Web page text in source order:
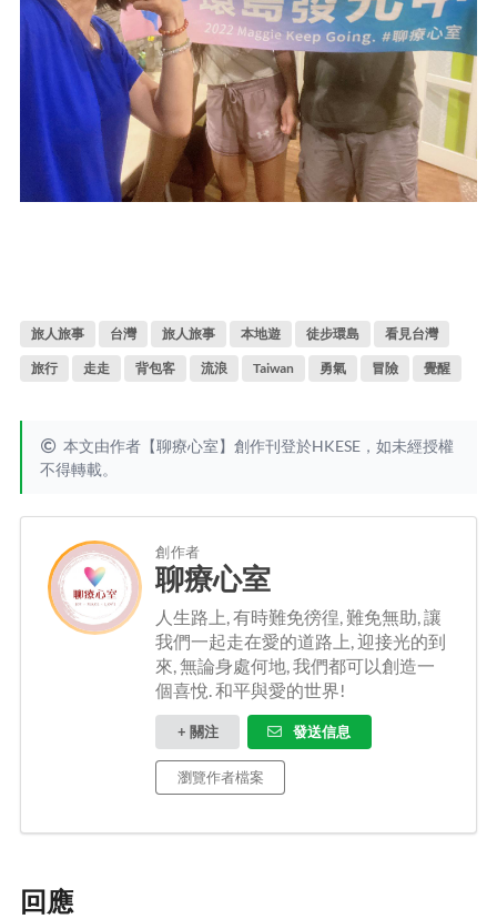
旅人旅事 台灣 旅人旅事 本地遊 徒步環島 看見台灣
旅行 走走 背包客 流浪 Taiwan 勇氣 冒險 覺醒
本文由作者【聊療心室】創作刊登於HKESE，如未經授權
不得轉載。
創作者
聊療心室
人生路上, 有時難免徬徨, 難免無助, 讓
我們一起走在愛的道路上, 迎接光的到
來, 無論身處何地, 我們都可以創造一
個喜悅. 和平與愛的世界!
+ 關注 發送信息
瀏覽作者檔案
回應